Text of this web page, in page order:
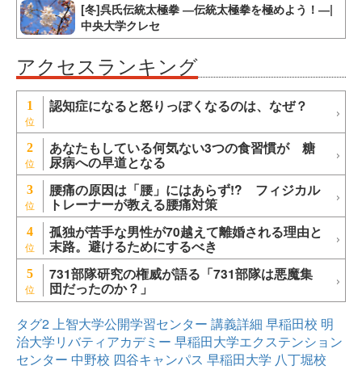
[冬]呉氏伝統太極拳 ―伝統太極拳を極めよう！―|
中央大学クレセ
アクセスランキング
1 認知症になると怒りっぽくなるのは、なぜ？
2 あなたもしている何気ない3つの食習慣が 糖
尿病への早道となる
3 腰痛の原因は「腰」にはあらず!? フィジカル
トレーナーが教える腰痛対策
4 孤独が苦手な男性が70越えて離婚される理由と
末路。避けるためにするべき
5 731部隊研究の権威が語る「731部隊は悪魔集
団だったのか？」
タグ2上智大学公開学習センター 講義詳細 早稲田校 明
治大学リバティアカデミー 早稲田大学エクステンション
センター 中野校 四谷キャンパス 早稲田大学 八丁堀校